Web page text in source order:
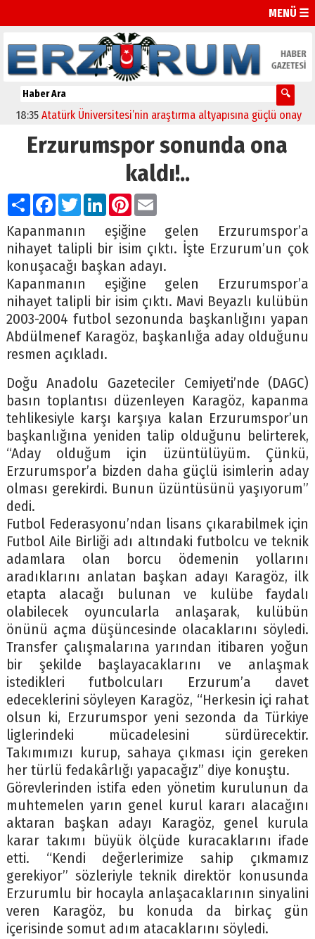
MENÜ ☰
Atatürk Üniversitesi’nin araştırma altyapısına güçlü onay 12:04
Erzurumspor sonunda ona
kaldı!..
PaylaşFacebook
TwitterLinkedIn
Pinterest
Email
Kapanmanın eşiğine gelen Erzurumspor’a
nihayet talipli bir isim çıktı. İşte Erzurum’un çok
konuşacağı başkan adayı.
Kapanmanın eşiğine gelen Erzurumspor’a
nihayet talipli bir isim çıktı. Mavi Beyazlı kulübün
2003-2004 futbol sezonunda başkanlığını yapan
Abdülmenef Karagöz, başkanlığa aday olduğunu
resmen açıkladı.
Doğu Anadolu Gazeteciler Cemiyeti’nde (DAGC)
basın toplantısı düzenleyen Karagöz, kapanma
tehlikesiyle karşı karşıya kalan Erzurumspor’un
başkanlığına yeniden talip olduğunu belirterek,
“Aday olduğum için üzüntülüyüm. Çünkü,
Erzurumspor’a bizden daha güçlü isimlerin aday
olması gerekirdi. Bunun üzüntüsünü yaşıyorum”
dedi.
Futbol Federasyonu’ndan lisans çıkarabilmek için
Futbol Aile Birliği adı altındaki futbolcu ve teknik
adamlara olan borcu ödemenin yollarını
aradıklarını anlatan başkan adayı Karagöz, ilk
etapta alacağı bulunan ve kulübe faydalı
olabilecek oyuncularla anlaşarak, kulübün
önünü açma düşüncesinde olacaklarını söyledi.
Transfer çalışmalarına yarından itibaren yoğun
bir şekilde başlayacaklarını ve anlaşmak
istedikleri futbolcuları Erzurum’a davet
edeceklerini söyleyen Karagöz, “Herkesin içi rahat
olsun ki, Erzurumspor yeni sezonda da Türkiye
liglerindeki mücadelesini sürdürecektir.
Takımımızı kurup, sahaya çıkması için gereken
her türlü fedakârlığı yapacağız” diye konuştu.
Görevlerinden istifa eden yönetim kurulunun da
muhtemelen yarın genel kurul kararı alacağını
aktaran başkan adayı Karagöz, genel kurula
karar takımı büyük ölçüde kuracaklarını ifade
etti. “Kendi değerlerimize sahip çıkmamız
gerekiyor” sözleriyle teknik direktör konusunda
Erzurumlu bir hocayla anlaşacaklarının sinyalini
veren Karagöz, bu konuda da birkaç gün
içerisinde somut adım atacaklarını söyledi.